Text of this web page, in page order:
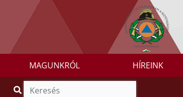
MAGUNKRÓL HÍREINK